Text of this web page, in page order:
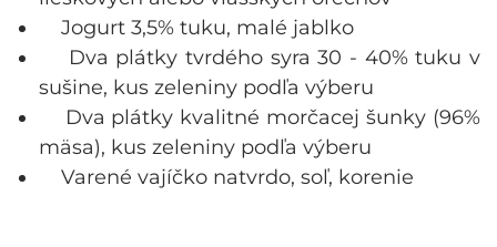
Jogurt 3,5% tuku, malé jablko
Dva plátky tvrdého syra 30 - 40% tuku v
sušine, kus zeleniny podľa výberu
Dva plátky kvalitné morčacej šunky (96%
mäsa), kus zeleniny podľa výberu
Varené vajíčko natvrdo, soľ, korenie